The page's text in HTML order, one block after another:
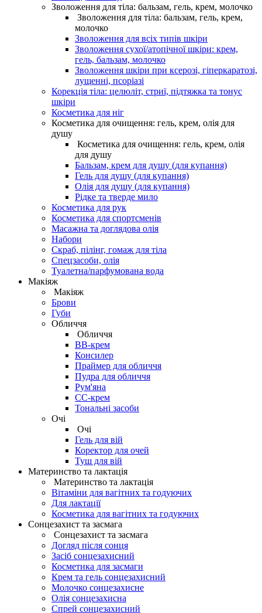
Зволоження для тіла: бальзам, гель, крем, молочко
Зволоження для тіла: бальзам, гель, крем,
молочко
Зволоження для всіх типів шкіри
Зволоження сухої/атопічної шкіри: крем,
гель, бальзам, молочко
Зволоження шкіри при ксерозі, гіперкаратозі,
лущенні, псоріазі
Корекція тіла: целюліт, стриї, підтяжка та тонус
шкіри
Косметика для ніг
Косметика для очищення: гель, крем, олія для
душу
Косметика для очищення: гель, крем, олія
для душу
Бальзам, крем для душу (для купання)
Гель для душу (для купання)
Олія для душу (для купання)
Рідке та тверде мило
Косметика для рук
Косметика для спортсменів
Масажна та доглядова олія
Набори
Скраб, пілінг, гомаж для тіла
Спецзасоби, олія
Туалетна/парфумована вода
Макіяж
Макіяж
Брови
Губи
Обличчя
Обличчя
BB-крем
Консилер
Праймер для обличчя
Пудра для обличчя
Рум'яна
СС-крем
Тональні засоби
Очі
Очі
Гель для вій
Коректор для очей
Туш для вій
Материнство та лактація
Материнство та лактація
Вітаміни для вагітних та годуючих
Для лактації
Косметика для вагітних та годуючих
Сонцезахист та засмага
Сонцезахист та засмага
Догляд після сонця
Засіб сонцезахисний
Косметика для засмаги
Крем та гель сонцезахисний
Молочко сонцезахисне
Олія сонцезахисна
Спрей сонцезахисний